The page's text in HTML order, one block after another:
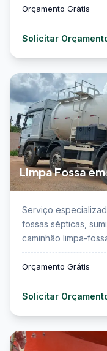
Orçamento Grátis
Solicitar
Limpa Fossa
Serviço
fossas sépticas,
caminhão limpa-
Orçamento Grátis
Solicitar